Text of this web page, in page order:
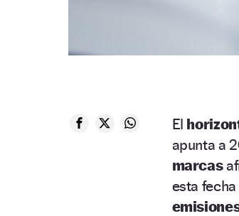
El
apunta a
marcas
esta